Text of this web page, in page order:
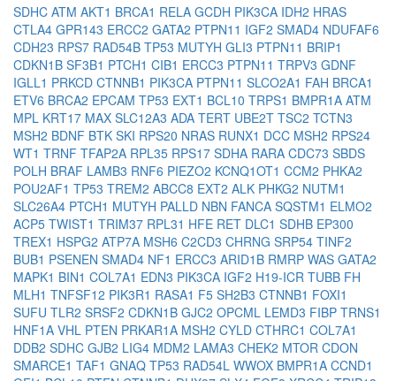
SDHC ATM AKT1 BRCA1 RELA GCDH PIK3CA IDH2 HRAS
CTLA4 GPR143 ERCC2 GATA2 PTPN11 IGF2 SMAD4 NDUFAF6
CDH23 RPS7 RAD54B TP53 MUTYH GLI3 PTPN11 BRIP1
CDKN1B SF3B1 PTCH1 CIB1 ERCC3 PTPN11 TRPV3 GDNF
IGLL1 PRKCD CTNNB1 PIK3CA PTPN11 SLCO2A1 FAH BRCA1
ETV6 BRCA2 EPCAM TP53 EXT1 BCL10 TRPS1 BMPR1A ATM
MPL KRT17 MAX SLC12A3 ADA TERT UBE2T TSC2 TCTN3
MSH2 BDNF BTK SKI RPS20 NRAS RUNX1 DCC MSH2 RPS24
WT1 TRNF TFAP2A RPL35 RPS17 SDHA RARA CDC73 SBDS
POLH BRAF LAMB3 RNF6 PIEZO2 KCNQ1OT1 CCM2 PHKA2
POU2AF1 TP53 TREM2 ABCC8 EXT2 ALK PHKG2 NUTM1
SLC26A4 PTCH1 MUTYH PALLD NBN FANCA SQSTM1 ELMO2
ACP5 TWIST1 TRIM37 RPL31 HFE RET DLC1 SDHB EP300
TREX1 HSPG2 ATP7A MSH6 C2CD3 CHRNG SRP54 TINF2
BUB1 PSENEN SMAD4 NF1 ERCC3 ARID1B RMRP WAS GATA2
MAPK1 BIN1 COL7A1 EDN3 PIK3CA IGF2 H19-ICR TUBB FH
MLH1 TNFSF12 PIK3R1 RASA1 F5 SH2B3 CTNNB1 FOXI1
SUFU TLR2 SRSF2 CDKN1B GJC2 OPCML LEMD3 FIBP TRNS1
HNF1A VHL PTEN PRKAR1A MSH2 CYLD CTHRC1 COL7A1
DDB2 SDHC GJB2 LIG4 MDM2 LAMA3 CHEK2 MTOR CDON
SMARCE1 TAF1 GNAQ TP53 RAD54L WWOX BMPR1A CCND1